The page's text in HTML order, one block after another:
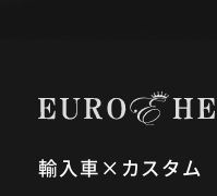
輸入車×カスタム